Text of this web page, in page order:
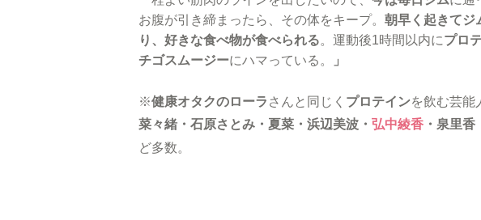
お腹が引き締まったら、その体をキープ。 朝早く起きてジ
り、好きな食べ物が食べられる。運動後1時間以内にプロ
チゴスムージーにハマっている。 」
※健康オタクのローラ さんと同じく プロテインを飲む芸能
菜々緒・石原さとみ・夏菜・浜辺美波・ 弘中綾香 ・泉里
ど多数。